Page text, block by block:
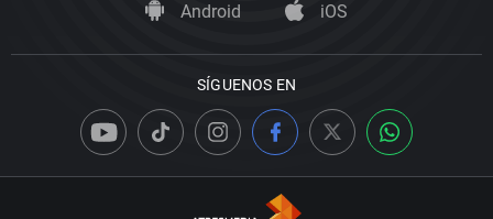
Android iOS
SÍGUENOS EN